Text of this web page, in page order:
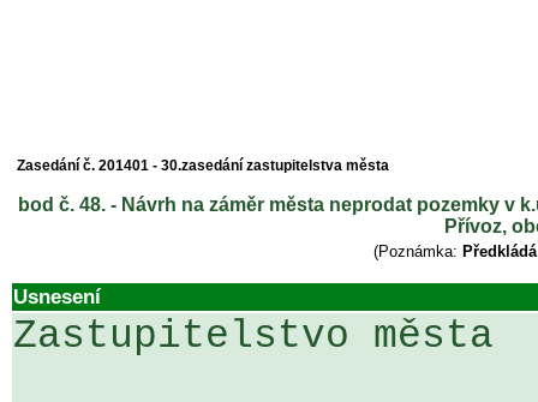
Zasedání č. 201401 - 30.zasedání zastupitelstva města
bod č. 48. - Návrh na záměr města neprodat pozemky v
Přívoz,
(Poznámka:
Usnesení
Zastupitelstvo města